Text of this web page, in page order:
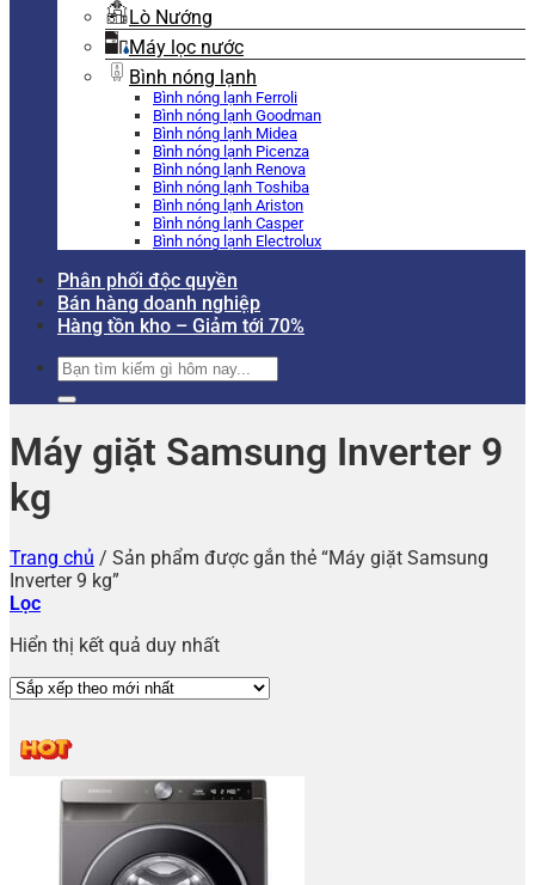
Lò Nướng
Máy lọc nước
Bình nóng lạnh
Bình nóng lạnh Ferroli
Bình nóng lạnh Goodman
Bình nóng lạnh Midea
Bình nóng lạnh Picenza
Bình nóng lạnh Renova
Bình nóng lạnh Toshiba
Bình nóng lạnh Ariston
Bình nóng lạnh Casper
Bình nóng lạnh Electrolux
Phân phối độc quyền
Bán hàng doanh nghiệp
Hàng tồn kho – Giảm tới 70%
Tìm
kiếm:
Máy giặt Samsung Inverter 9
kg
Trang chủ / Sản phẩm được gắn thẻ “Máy giặt Samsung
Inverter 9 kg”
Lọc
Hiển thị kết quả duy nhất